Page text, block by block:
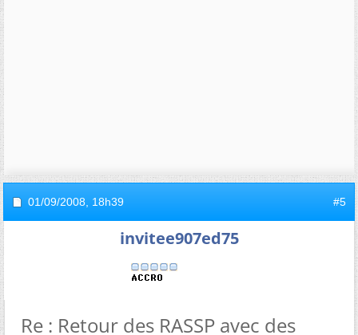
01/09/2008, 18h39 #5
invitee907ed75
Re : Retour des RASSP avec des